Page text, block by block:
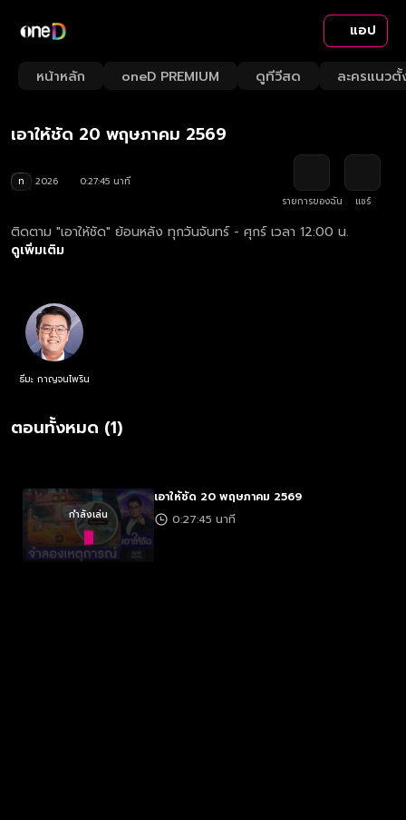
แอป
หน้าหลัก oneD PREMIUM ดูทีวีสด ละครแนวตั้
Loaded:
2.52%
Rate
เอาให้ชัด 20 พฤษภาคม 2569
ท 2026
0:27:45 นาที
รายการของฉัน
แชร์
ติดตาม "เอาให้ชัด" ย้อนหลัง ทุกวันจันทร์ - ศุกร์ เวลา 12:00 น.
ดูเพิ่มเติม
ธีมะ กาญจนไพริน
ตอนทั้งหมด (1)
กำลังเล่น
เอาให้ชัด 20 พฤษภาคม 2569
0:27:45 นาที